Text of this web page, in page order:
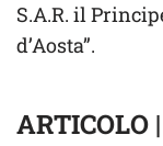
S.A.R. il
d’Aosta”.
ARTICOLO |